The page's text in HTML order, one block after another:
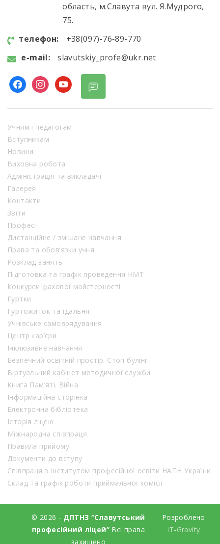
область, м.Славута вул. Я.Мудрого,
75.
телефон:
+38(097)-76-89-770
e-mail:
slavutskiy_profe@ukr.net
Учням і педагогам
Вступникам
Новини
Виховна робота
Адміністрація та викладачі
Галерея
Контакти
Звіти
Професії
Дистанційне / змішане навчання
Права та обов’язки учня
Розклад занять
Підготовка та графік проведення НМТ
Конкурси фахової майстерності
Гуртки
Гуртожиток та їдальня
Учнівське самоврядування
Центр кар’єри
Інклюзивне навчання
Безпечний освітній простір. Стоп булінг
Віртуальний кабінет методичної служби
Книга Пам’яті. Війна
Інформаційна сторінка
Електронна бібліотека
Історія ліцею
Міжнародна співпраця
Правила прийому
Документи до вступу
Співпраця з Інститутом професійної освіти НАПН України
Склад та графік роботи приймальної комісії
© 2026 - ДПТНЗ “Славутський
професійний ліцей”Всі права
захищено
Розроблено
IT-Gravity